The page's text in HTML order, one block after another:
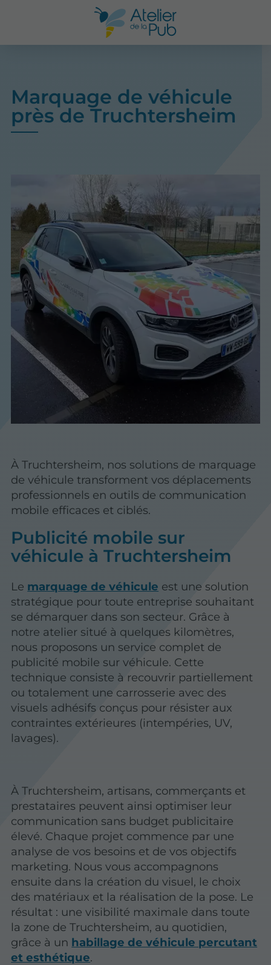
Marquage de véhicule
près de Truchtersheim
À Truchtersheim, nos solutions de marquage
de véhicule transforment vos déplacements
professionnels en outils de communication
mobile efficaces et ciblés.
Publicité mobile sur
véhicule à Truchtersheim
Le marquage de véhicule est une solution
stratégique pour toute entreprise souhaitant
se démarquer dans son secteur. Grâce à
notre atelier situé à quelques kilomètres,
nous proposons un service complet de
publicité mobile sur véhicule. Cette
technique consiste à recouvrir partiellement
ou totalement une carrosserie avec des
visuels adhésifs conçus pour résister aux
contraintes extérieures (intempéries, UV,
lavages).
À Truchtersheim, artisans, commerçants et
prestataires peuvent ainsi optimiser leur
communication sans budget publicitaire
élevé. Chaque projet commence par une
analyse de vos besoins et de vos objectifs
marketing. Nous vous accompagnons
ensuite dans la création du visuel, le choix
des matériaux et la réalisation de la pose. Le
résultat : une visibilité maximale dans toute
la zone de Truchtersheim, au quotidien,
grâce à un habillage de véhicule percutant
et esthétique.